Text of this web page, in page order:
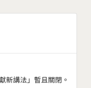
新講法」暫且關閉。